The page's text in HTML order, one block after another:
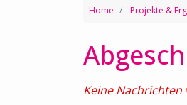
Home Projekte &
Keine Nachrichten